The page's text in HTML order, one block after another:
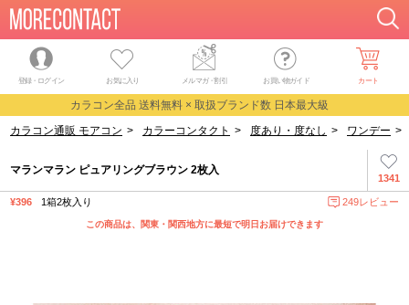
登録・ログイン お気に入り メルマガ・割引 お買い物ガイド カート
カラコン全品 送料無料 × 取扱ブランド数 日本最大級
カラコン通販 モアコン > カラーコンタクト > 度あり・度なし > ワンデー >
1341
マランマラン ピュアリングブラウン 2枚入
¥396 1箱2枚入り 249レビュー
この商品は、関東・関西地方に最短で明日お届けできます